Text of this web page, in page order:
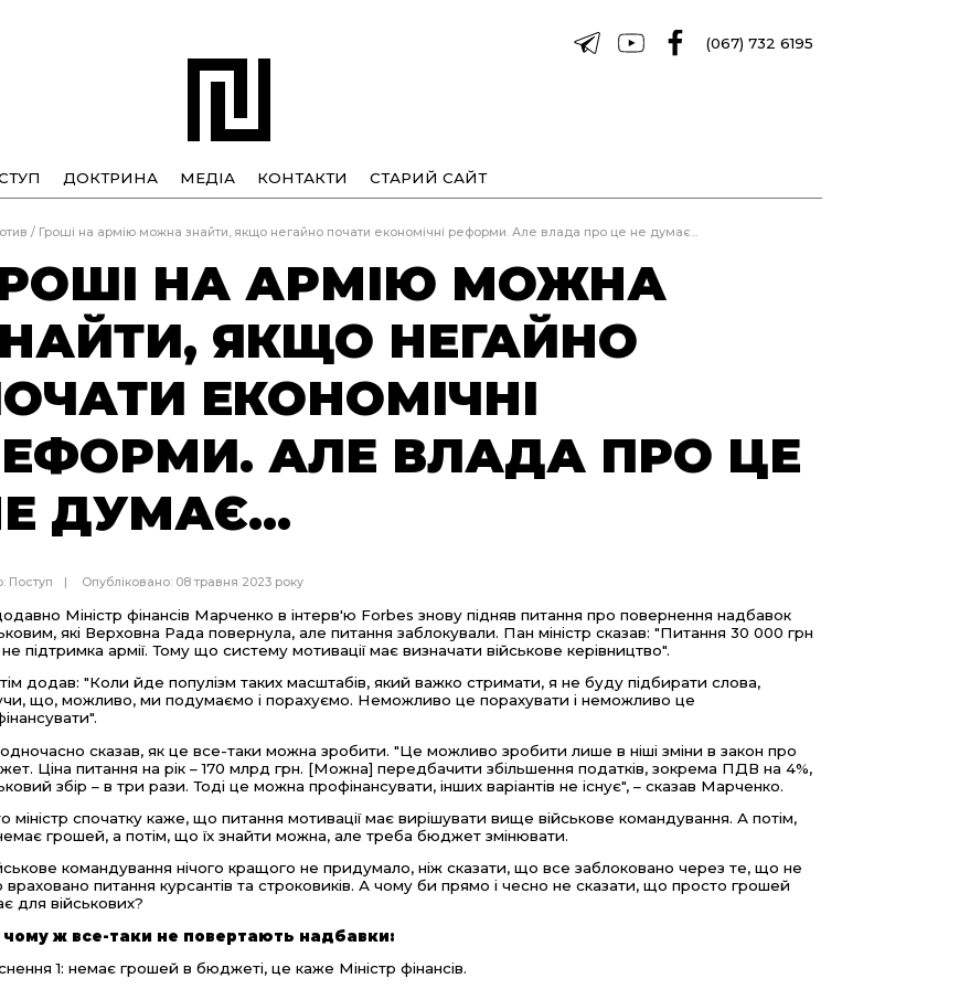
(067) 732 6195
ДОКТРИНА МЕДІА КОНТАКТИ СТАРИЙ САЙТ
/ Гроші на армію можна знайти, якщо негайно почати економічні реформи. Але влада про це не думає...
НА АРМІЮ МОЖНА
ЯКЩО НЕГАЙНО
ЕКОНОМІЧНІ
АЛЕ ВЛАДА ПРО ЦЕ
ДУМАЄ...
Поступ Опубліковано: 08 травня 2023 року
Міністр фінансів Марченко в інтерв'ю Forbes знову підняв питання про повернення надбавок
які Верховна Рада повернула, але питання заблокували. Пан міністр сказав: "Питання 30 000 грн
підтримка армії. Тому що систему мотивації має визначати військове керівництво".
додав: "Коли йде популізм таких масштабів, який важко стримати, я не буду підбирати слова,
що, можливо, ми подумаємо і порахуємо. Неможливо це порахувати і неможливо це
сказав, як це все-таки можна зробити. "Це можливо зробити лише в ніші зміни в закон про
Ціна питання на рік – 170 млрд грн. [Можна] передбачити збільшення податків, зокрема ПДВ на 4%,
збір – в три рази. Тоді це можна профінансувати, інших варіантів не існує", – сказав Марченко.
міністр спочатку каже, що питання мотивації має вирішувати вище військове командування. А потім,
грошей, а потім, що їх знайти можна, але треба бюджет змінювати.
командування нічого кращого не придумало, ніж сказати, що все заблоковано через те, що не
враховано питання курсантів та строковиків. А чому би прямо і чесно не сказати, що просто грошей
для військових?
чому ж все-таки не повертають надбавки:
1: немає грошей в бюджеті, це каже Міністр фінансів.